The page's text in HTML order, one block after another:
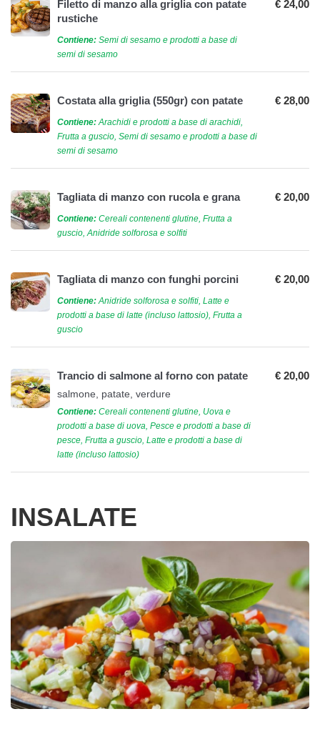
Filetto di manzo alla griglia con patate
rustiche
Contiene: Semi di sesamo e prodotti a base di
semi di sesamo
€ 24,00
Costata alla griglia (550gr) con patate
Contiene: Arachidi e prodotti a base di arachidi,
Frutta a guscio, Semi di sesamo e prodotti a base di
semi di sesamo
€ 28,00
Tagliata di manzo con rucola e grana
Contiene: Cereali contenenti glutine, Frutta a
guscio, Anidride solforosa e solfiti
€ 20,00
Tagliata di manzo con funghi porcini
Contiene: Anidride solforosa e solfiti, Latte e
prodotti a base di latte (incluso lattosio), Frutta a
guscio
€ 20,00
Trancio di salmone al forno con patate
salmone, patate, verdure
Contiene: Cereali contenenti glutine, Uova e
prodotti a base di uova, Pesce e prodotti a base di
pesce, Frutta a guscio, Latte e prodotti a base di
latte (incluso lattosio)
€ 20,00
INSALATE